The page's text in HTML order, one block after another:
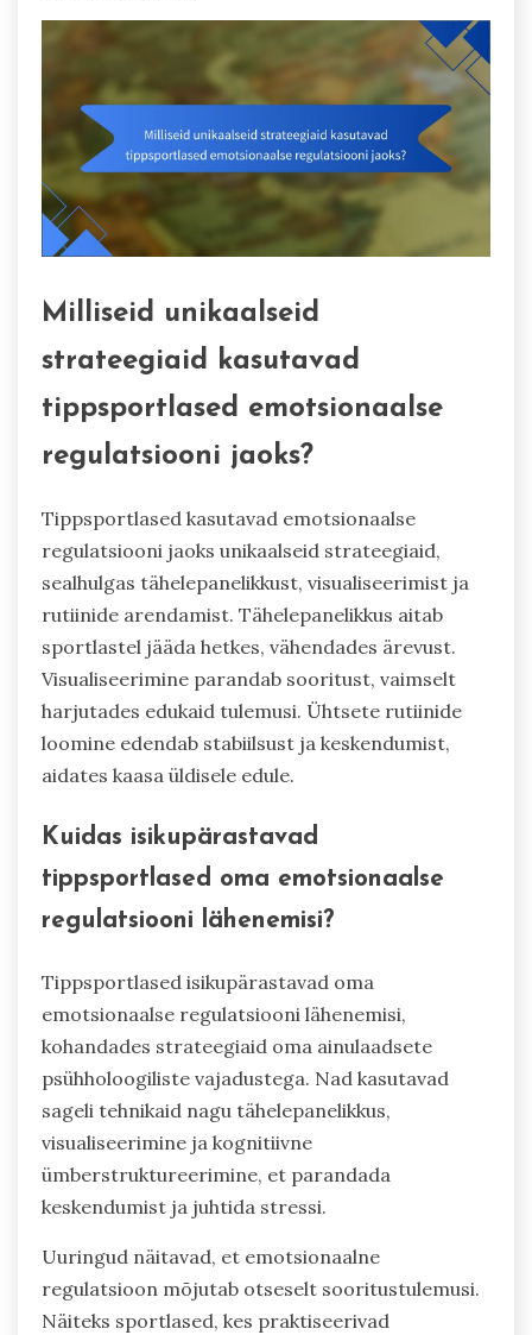
Milliseid unikaalseid
strateegiaid kasutavad
tippsportlased emotsionaalse
regulatsiooni jaoks?
Tippsportlased kasutavad emotsionaalse
regulatsiooni jaoks unikaalseid strateegiaid,
sealhulgas tähelepanelikkust, visualiseerimist ja
rutiinide arendamist. Tähelepanelikkus aitab
sportlastel jääda hetkes, vähendades ärevust.
Visualiseerimine parandab sooritust, vaimselt
harjutades edukaid tulemusi. Ühtsete rutiinide
loomine edendab stabiilsust ja keskendumist,
aidates kaasa üldisele edule.
Kuidas isikupärastavad
tippsportlased oma emotsionaalse
regulatsiooni lähenemisi?
Tippsportlased isikupärastavad oma
emotsionaalse regulatsiooni lähenemisi,
kohandades strateegiaid oma ainulaadsete
psühholoogiliste vajadustega. Nad kasutavad
sageli tehnikaid nagu tähelepanelikkus,
visualiseerimine ja kognitiivne
ümberstruktureerimine, et parandada
keskendumist ja juhtida stressi.
Uuringud näitavad, et emotsionaalne
regulatsioon mõjutab otseselt sooritustulemusi.
Näiteks sportlased, kes praktiseerivad